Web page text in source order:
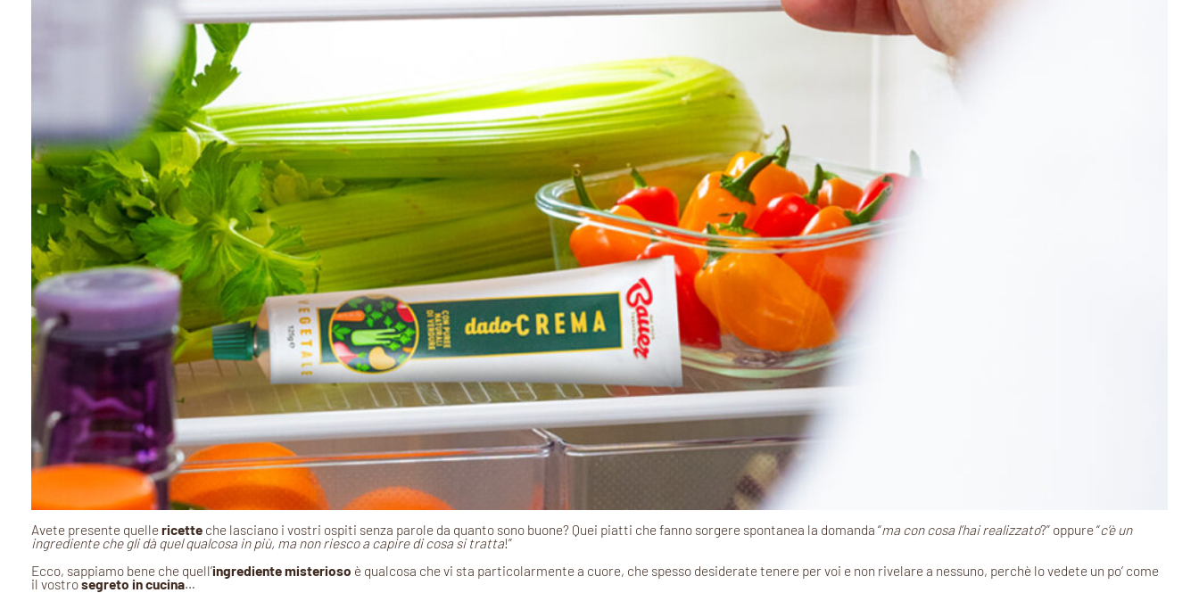
Avete presente quellericette che lasciano i vostri ospiti senza parole da quanto sono buone? Quei piatti che fanno sorgere spontanea la domanda “ma con cosa l’hai realizzato?” oppure “c’è un
ingrediente che gli dà quel qualcosa in più, ma non riesco a capire di cosa si tratta!”
Ecco, sappiamo bene che quell’ingrediente misterioso è qualcosa che vi sta particolarmente a cuore, che spesso desiderate tenere per voi e non rivelare a nessuno, perchè lo vedete un po’ come
il vostrosegreto in cucina…